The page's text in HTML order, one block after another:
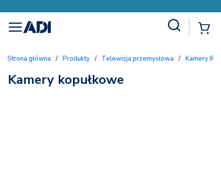
menu
Strona główna / Produkty / Telewizja przemysłowa / Kamery IP
Kamery kopułkowe